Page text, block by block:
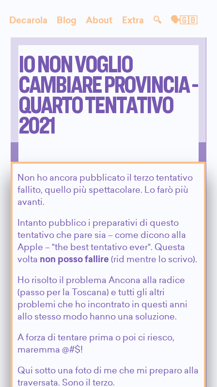
Decarola Blog About Extra 🔍 🗣🇬🇧
IO NON VOGLIO
CAMBIARE PROVINCIA -
QUARTO TENTATIVO
2021
Non ho ancora pubblicato il terzo tentativo
fallito, quello più spettacolare. Lo farò più
avanti.
Intanto pubblico i preparativi di questo
tentativo che pare sia – come dicono alla
Apple – "the best tentativo ever". Questa
volta non posso fallire (rid mentre lo scrivo).
Ho risolto il problema Ancona alla radice
(passo per la Toscana) e tutti gli altri
problemi che ho incontrato in questi anni
allo stesso modo hanno una soluzione.
A forza di tentare prima o poi ci riesco,
maremma @#$!
Qui sotto una foto di me che mi preparo alla
traversata. Sono il terzo.